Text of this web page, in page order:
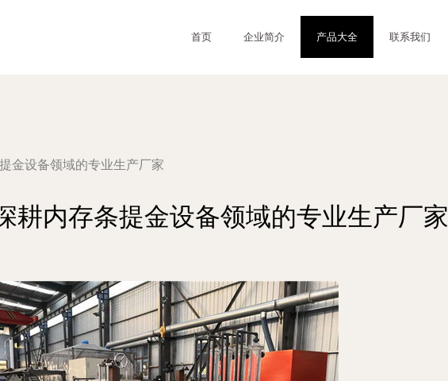
首页 企业简介 产品大全 联系我们
金设备领域的专业生产厂家
耕内存条提金设备领域的专业生产厂家